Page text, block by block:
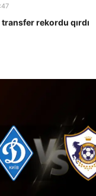
transfer rekordu qırdı